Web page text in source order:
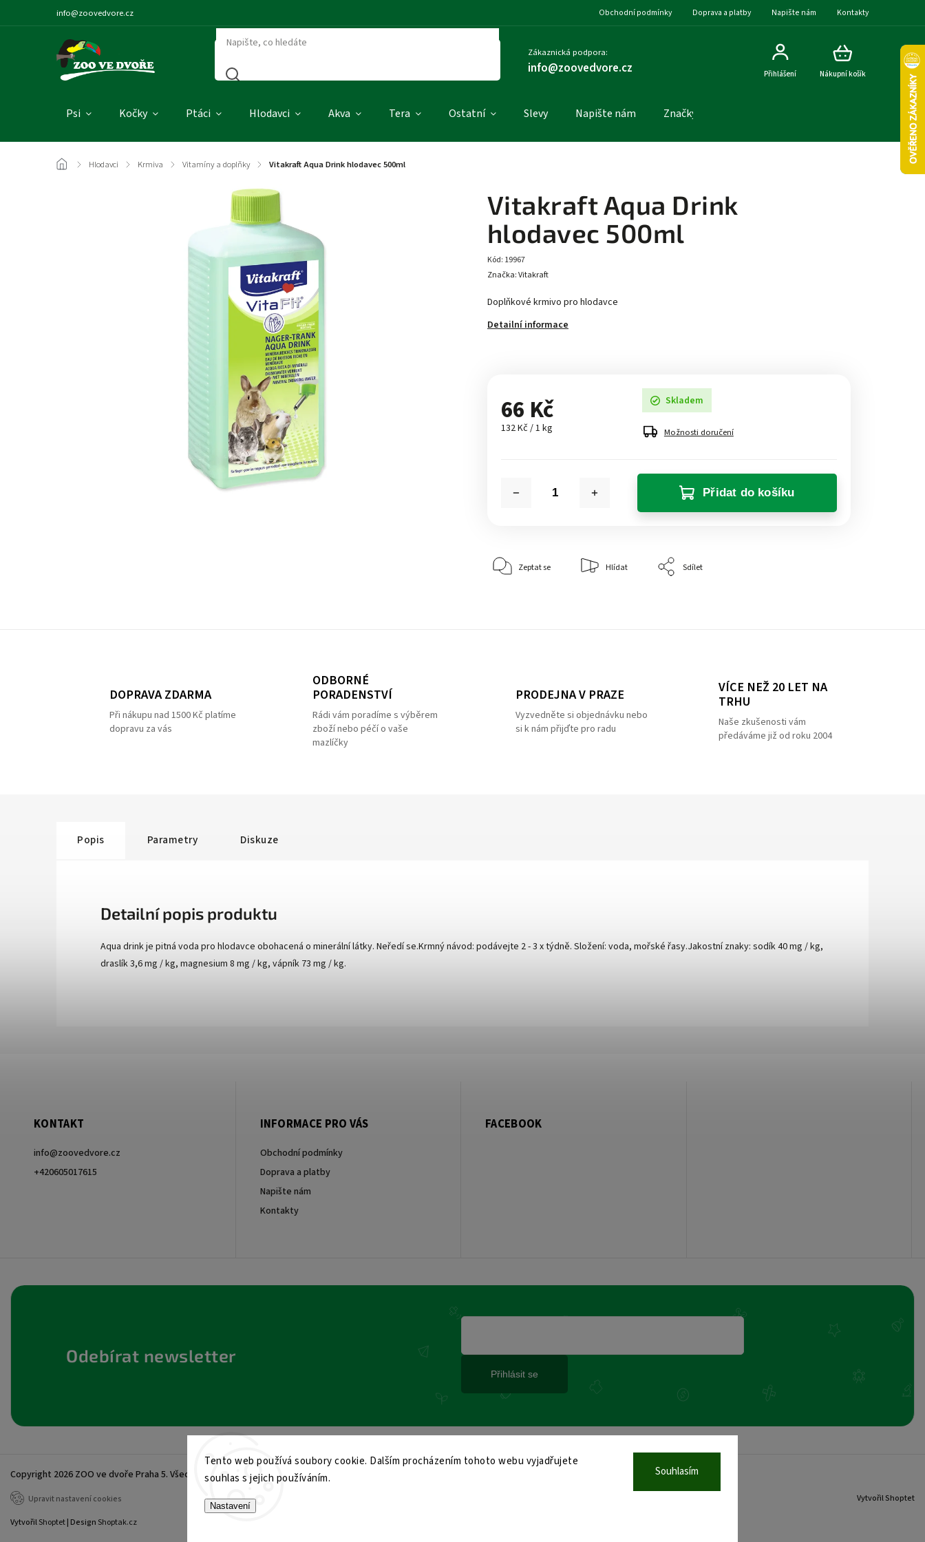
Tento web používá soubory cookie. Dalším procházením tohoto webu vyjadřujete
souhlas s jejich používáním.
Nastavení
Souhlasím
info@zoovedvore.cz Obchodní podmínky Doprava a platby Napište nám Kontakty
Zákaznická podpora:
info@zoovedvore.cz Nákupní košík
Přihlášení
Psi Kočky Ptáci Hlodavci Akva Tera Ostatní Slevy Napište nám Značky
/ Hlodavci / Krmiva / Vitamíny a doplňky / Vitakraft Aqua Drink hlodavec 500ml
Vitakraft Aqua Drink
hlodavec 500ml
Kód: 19967
Doplňkové krmivo pro hlodavce
Detailní informace
Značka:Vitakraft
66 Kč
132 Kč / 1 kg
Skladem
Možnosti doručení
Přidat do košíku
Zeptat se Hlídat Sdílet
DOPRAVA ZDARMA
Při nákupu nad 1500 Kč platíme
dopravu za vás
ODBORNÉ
PORADENSTVÍ
Rádi vám poradíme s výběrem
zboží nebo péčí o vaše
mazlíčky
PRODEJNA V PRAZE
Vyzvedněte si objednávku nebo
si k nám přijďte pro radu
VÍCE NEŽ 20 LET NA
TRHU
Naše zkušenosti vám
předáváme již od roku 2004
Popis Parametry Diskuze
Detailní popis produktu
Aqua drink je pitná voda pro hlodavce obohacená o minerální látky. Neředí se.Krmný návod: podávejte 2 - 3 x týdně. Složení: voda, mořské řasy.Jakostní znaky: sodík 40 mg / kg,
draslík 3,6 mg / kg, magnesium 8 mg / kg, vápník 73 mg / kg.
KONTAKT
info@zoovedvore.cz
+420605017615
INFORMACE PRO VÁS
Obchodní podmínky
Doprava a platby
Napište nám
Kontakty
Odebírat newsletter
Přihlásit se
FACEBOOK
Vytvořil Shoptet
Copyright 2026 ZOO ve dvoře Praha 5. Všechna práva vyhrazena.
Upravit nastavení cookies
VytvořilShoptet| Design Shoptak.cz